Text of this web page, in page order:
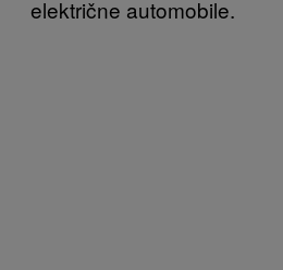
električne automobile.